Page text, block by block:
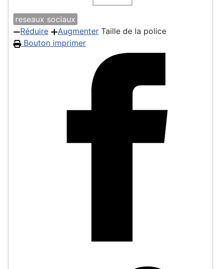
reseaux sociaux
Réduire
Augmenter Taille de la police
Bouton imprimer